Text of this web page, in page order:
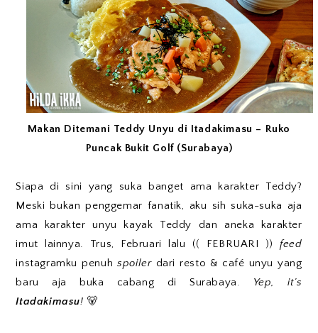
Makan Ditemani Teddy Unyu di Itadakimasu – Ruko
Puncak Bukit Golf (Surabaya)
Siapa di sini yang suka banget ama karakter Teddy?
Meski bukan penggemar fanatik, aku sih suka-suka aja
ama karakter unyu kayak Teddy dan aneka karakter
imut lainnya. Trus, Februari lalu (( FEBRUARI ))feed
instagramku penuhspoilerdari resto & café unyu yang
baru aja buka cabang di Surabaya. Yep, it’s
Itadakimasu! 🐻